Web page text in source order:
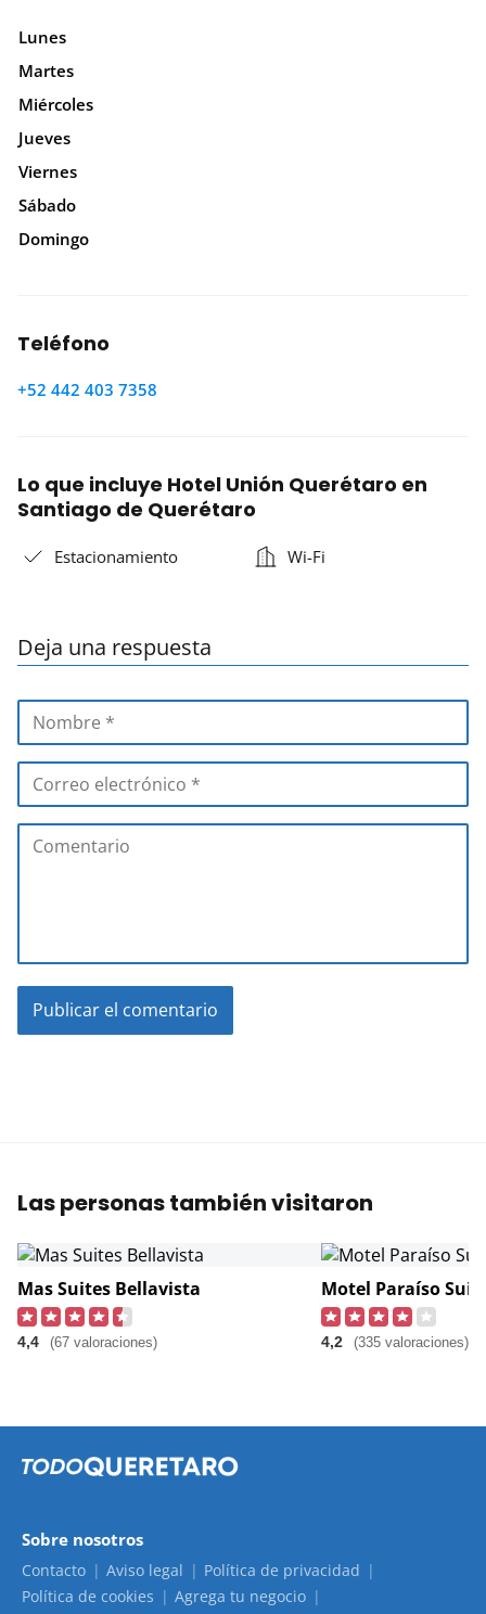
Lunes
Martes
Miércoles
Jueves
Viernes
Sábado
Domingo
Teléfono
+52 442 403 7358
Lo que incluye Hotel Unión Querétaro en
Santiago de Querétaro
Estacionamiento Wi-Fi
Deja una respuesta
Las personas también visitaron
Mas Suites Bellavista
4,4 (67 valoraciones)
Motel Paraíso
4,2 (335 valoraciones)
Sobre nosotros
Contacto Aviso legal
Política de privacidad
Política de cookies
Agrega tu negocio